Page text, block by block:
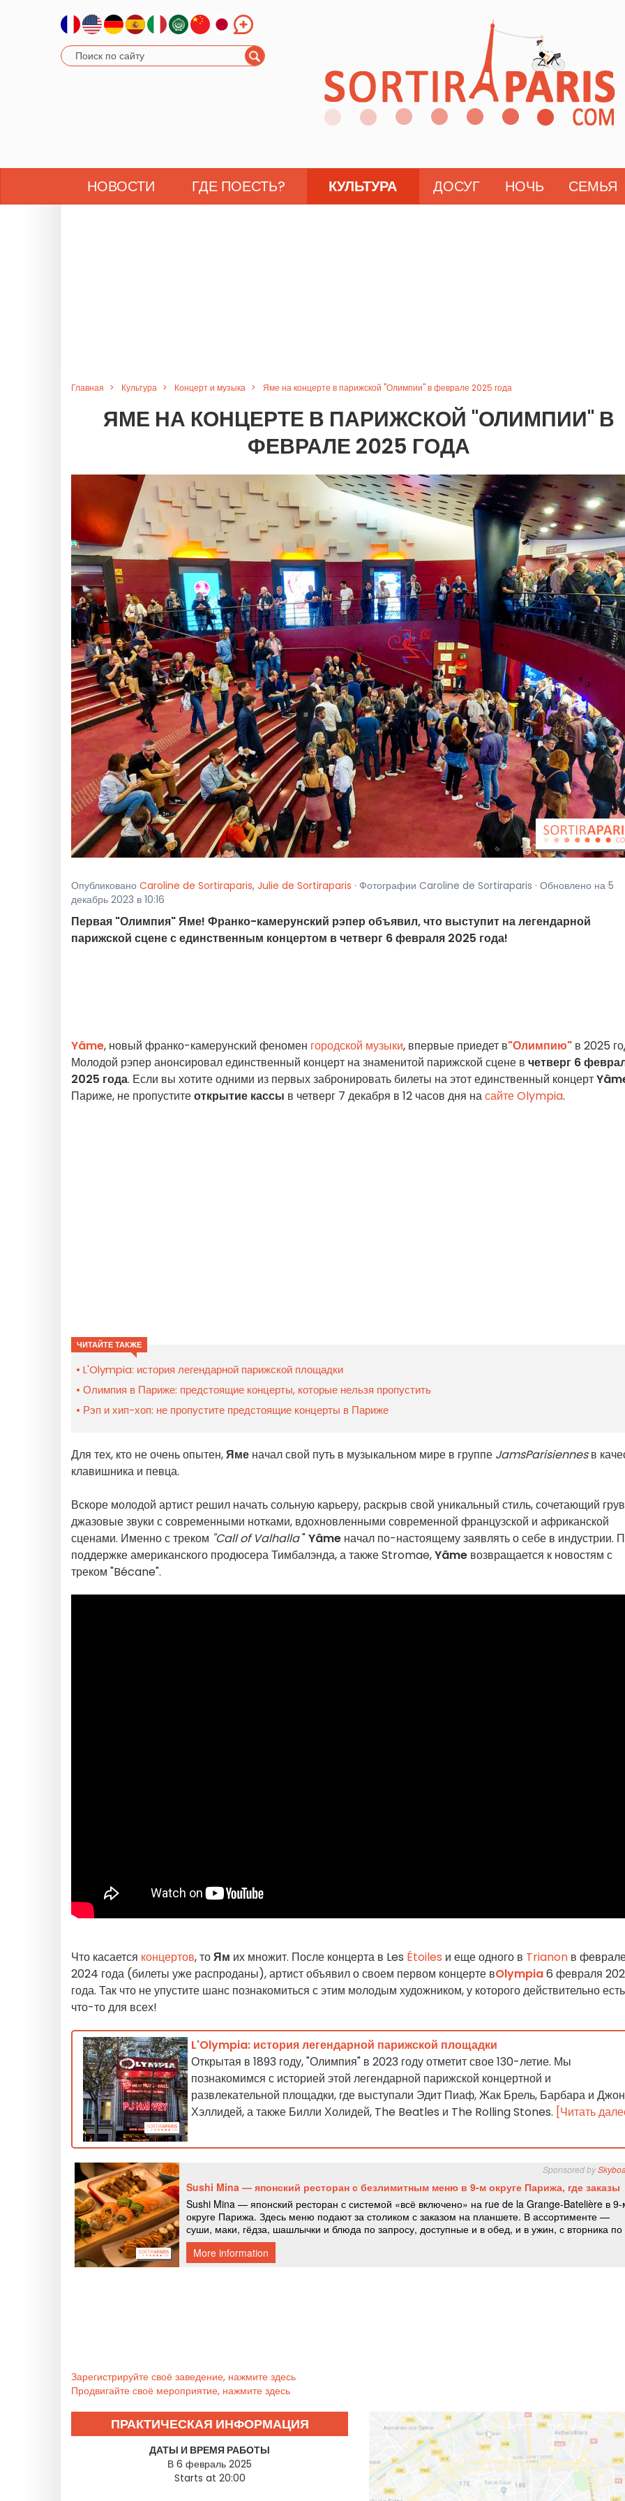
НОВОСТИ ГДЕ ПОЕСТЬ? КУЛЬТУРА ДОСУГ НОЧЬ СЕМЬЯ
Главная Культура Концерт и музыка Яме на концерте в парижской "Олимпии" в феврале 2025 года
ЯМЕ НА КОНЦЕРТЕ В ПАРИЖСКОЙ "ОЛИМПИИ" В
ФЕВРАЛЕ 2025 ГОДА
Опубликовано Caroline de Sortiraparis, Julie de Sortiraparis · Фотографии Caroline de Sortiraparis · Обновлено на 5
декабрь 2023 в 10:16
Первая "Олимпия" Яме! Франко-камерунский рэпер объявил, что выступит на легендарной
парижской сцене с единственным концертом в четверг 6 февраля 2025 года!
Yâme, новый франко-камерунский феномен городской музыки, впервые приедет в"Олимпию" в 2025
Молодой рэпер анонсировал единственный концерт на знаменитой парижской сцене в четверг 6
2025 года. Если вы хотите одними из первых забронировать билеты на этот единственный концерт
Париже, не пропуститеоткрытие кассы в четверг 7 декабря в 12 часов дня насайте Olympia.
ЧИТАЙТЕ ТАКЖЕ
L'Olympia: история легендарной парижской площадки
Олимпия в Париже: предстоящие концерты, которые нельзя пропустить
Рэп и хип-хоп: не пропустите предстоящие концерты в Париже
Для тех, кто не очень опытен,Яме начал свой путь в музыкальном мире в группе JamsParisiennesв
клавишника и певца.
Вскоре молодой артист решил начать сольную карьеру, раскрыв свой уникальный стиль, сочетающий
джазовые звуки с современными нотками, вдохновленными современной французской и африканской
сценами. Именно с треком "Call of Valhalla"Yâme начал по-настоящему заявлять о себе в индустрии.
поддержке американского продюсера Тимбалэнда, а также Stromae,Yâme возвращается к новостям с
треком "Bécane".
Что касается концертов, тоЯм их множит. После концерта в Les Étoiles и еще одного в Trianon в
2024 года (билеты уже распроданы), артист объявил о своем первом концерте вOlympia6 февраля
года. Так что не упустите шанс познакомиться с этим молодым художником, у которого действительно есть
что-то для всех!
L'Olympia: история легендарной парижской площадки
Открытая в 1893 году, "Олимпия" в 2023 году отметит свое 130-летие. Мы
познакомимся с историей этой легендарной парижской концертной и
развлекательной площадки, где выступали Эдит Пиаф, Жак Брель, Барбара и
Хэллидей, а также Билли Холидей, The Beatles и The Rolling Stones. [Читать
Зарегистрируйте своё заведение, нажмите здесь
Продвигайте своё мероприятие, нажмите здесь
ПРАКТИЧЕСКАЯ ИНФОРМАЦИЯ
ДАТЫ И ВРЕМЯ РАБОТЫ
В 6 февраль 2025
Starts at 20:00